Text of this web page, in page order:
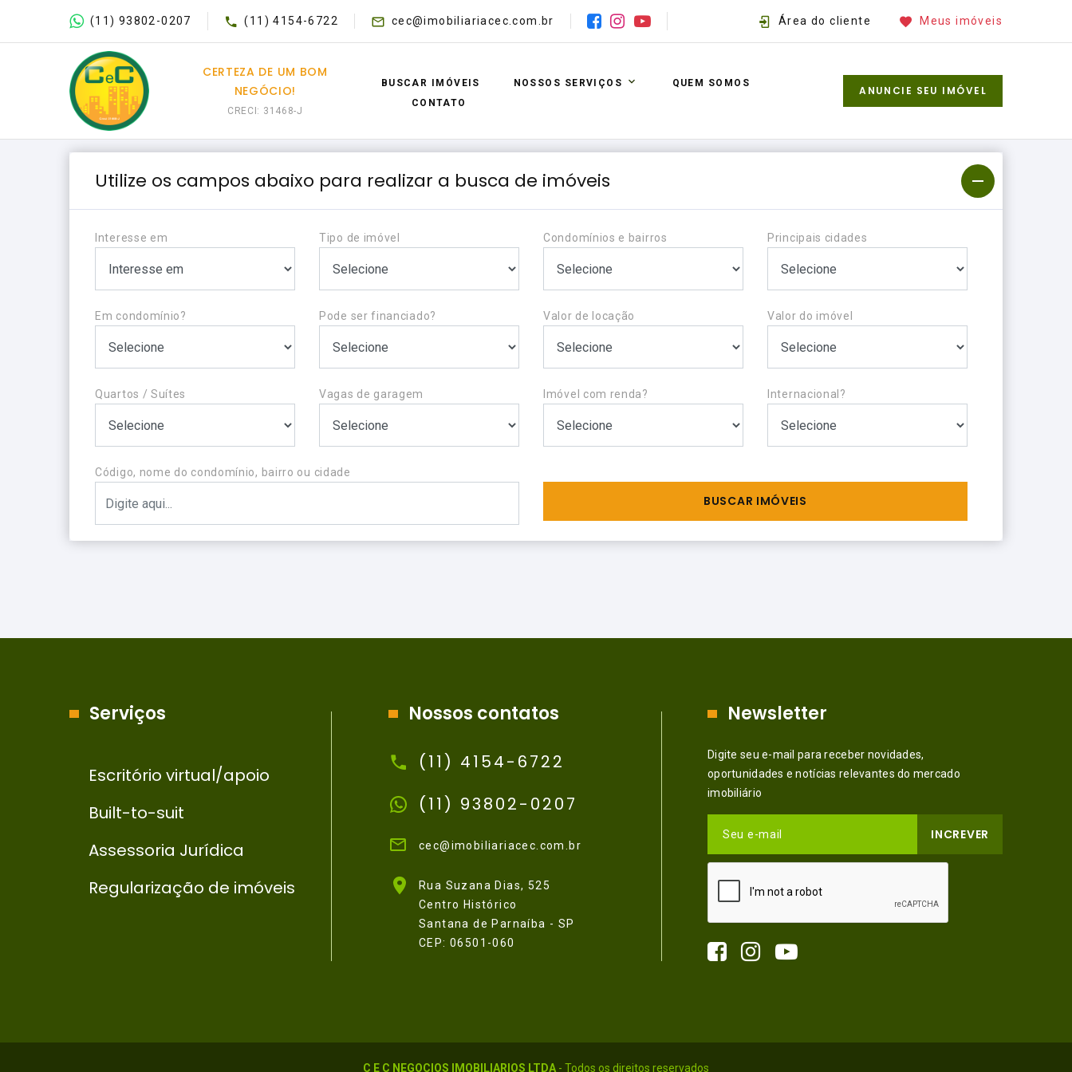
(11) 93802-0207 (11) 4154-6722 cec@imobiliariacec.com.br Área do cliente Meus imóveis
CERTEZA DE UM BOM
NEGÓCIO!
CRECI: 31468-J
BUSCAR IMÓVEIS NOSSOS SERVIÇOS
QUEM SOMOS
CONTATO
ANUNCIE SEU IMÓVEL
Utilize os campos abaixo para realizar a busca de imóveis
Interesse em Tipo de imóvel Condomínios e bairros Principais cidades
Em condomínio? Pode ser financiado? Valor de locação Valor do imóvel
Quartos / Suítes Vagas de garagem Imóvel com renda? Internacional?
Código, nome do condomínio, bairro ou cidade
BUSCAR IMÓVEIS
Serviços
Escritório virtual/apoio
Built-to-suit
Assessoria Jurídica
Regularização de imóveis
Nossos contatos
(11) 4154-6722
(11) 93802-0207
cec@imobiliariacec.com.br
Rua Suzana Dias, 525
Centro Histórico
Santana de Parnaíba - SP
CEP: 06501-060
Newsletter
Digite seu e-mail para receber novidades,
oportunidades e notícias relevantes do mercado
imobiliário
Seu e-mail INCREVER
C E C NEGOCIOS IMOBILIARIOS LTDA - Todos os direitos reservados